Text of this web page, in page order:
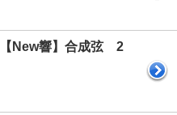
New響】合成弦 2